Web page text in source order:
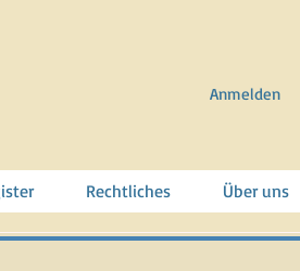
Anmelden
Rechtliches Über uns